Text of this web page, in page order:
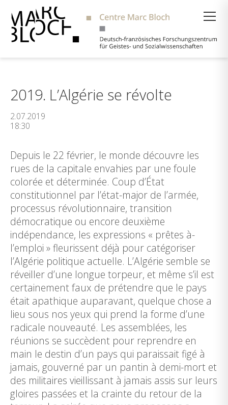
2019. L’Algérie se révolte
2.07.2019
18:30
Depuis le 22 février, le monde découvre les
rues de la capitale envahies par une foule
colorée et déterminée. Coup d’État
constitutionnel par l’état-major de l’armée,
processus révolutionnaire, transition
démocratique ou encore deuxième
indépendance, les expressions « prêtes à-
l’emploi » fleurissent déjà pour catégoriser
l’Algérie politique actuelle. L’Algérie semble se
réveiller d’une longue torpeur, et même s’il est
certainement faux de prétendre que le pays
était apathique auparavant, quelque chose a
lieu sous nos yeux qui prend la forme d’une
radicale nouveauté. Les assemblées, les
réunions se succèdent pour reprendre en
main le destin d’un pays qui paraissait figé à
jamais, gouverné par un pantin à demi-mort et
des militaires vieillissant à jamais assis sur leurs
gloires passées et la crainte du retour de la